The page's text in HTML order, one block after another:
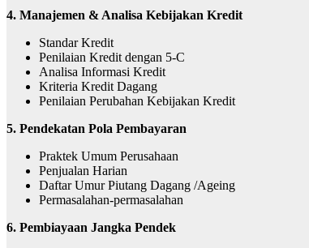
4. Manajemen & Analisa Kebijakan Kredit
Standar Kredit
Penilaian Kredit dengan 5-C
Analisa Informasi Kredit
Kriteria Kredit Dagang
Penilaian Perubahan Kebijakan Kredit
5. Pendekatan Pola Pembayaran
Praktek Umum Perusahaan
Penjualan Harian
Daftar Umur Piutang Dagang /Ageing
Permasalahan-permasalahan
6. Pembiayaan Jangka Pendek